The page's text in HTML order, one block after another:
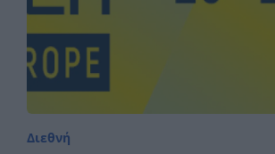
Διεθνή